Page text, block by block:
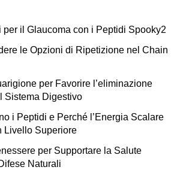
per il Glaucoma con i Peptidi Spooky2
le Opzioni di Ripetizione nel Chain
per Favorire l’eliminazione
Sistema Digestivo
i Peptidi e Perché l’Energia Scalare
Livello Superiore
per Supportare la Salute
Naturali